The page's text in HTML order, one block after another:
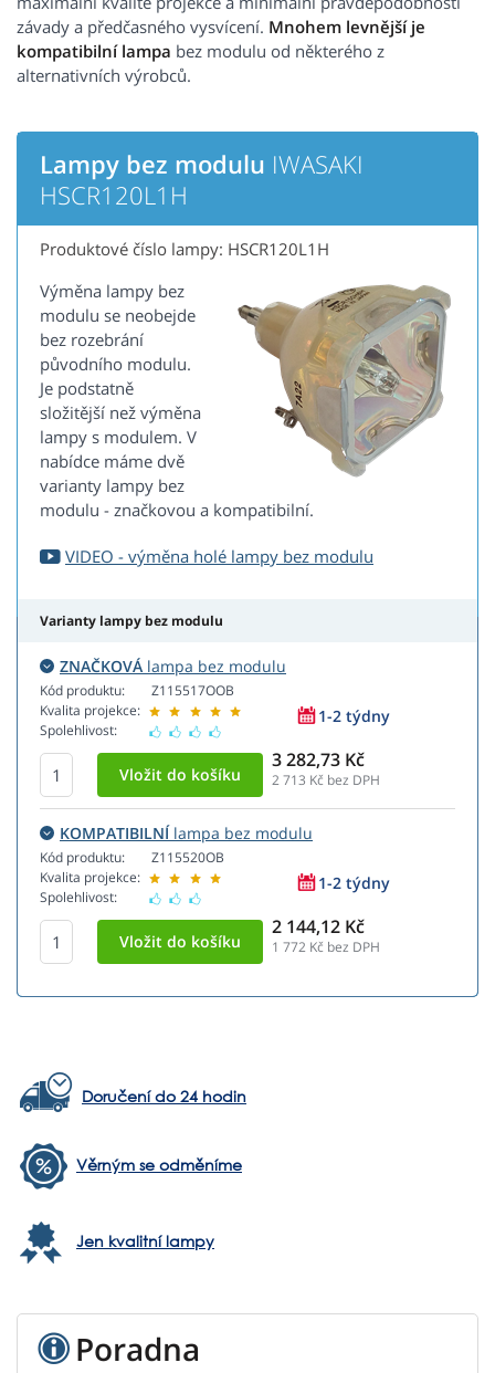
závady a předčasného vysvícení. Mnohem levnější je
kompatibilní lampa bez modulu od některého z
alternativních výrobců.
Lampy bez modulu IWASAKI
HSCR120L1H
Produktové číslo lampy: HSCR120L1H
Výměna lampy bez
modulu se neobejde
bez rozebrání
původního modulu.
Je podstatně
složitější než výměna
lampy s modulem. V
nabídce máme dvě
varianty lampy bez
modulu - značkovou a kompatibilní.
VIDEO - výměna holé lampy bez modulu
Varianty lampy bez modulu
ZNAČKOVÁ lampa bez modulu
Kód produktu:
Kvalita projekce:
Spolehlivost:
Z115517OOB
1-2 týdny
3 282,73 Kč
2 713 Kč bez DPH
KOMPATIBILNÍlampa bez modulu
Kód produktu:
Kvalita projekce:
Spolehlivost:
Z115520OB
1-2 týdny
2 144,12 Kč
1 772 Kč bez DPH
Doručení do 24 hodin
Věrným se odměníme
Jen kvalitní lampy
Poradna